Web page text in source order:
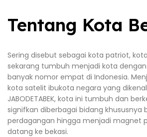
Tentang Kota
Sering disebut sebagai kota patriot,
sekarang tumbuh menjadi kota
banyak nomor empat di Indonesia.
kota satelit ibukota negara yang
JABODETABEK, kota ini tumbuh dan
signifkan diberbagai bidang khususnya
perdagangan hingga menjadi magnet
datang ke bekasi.